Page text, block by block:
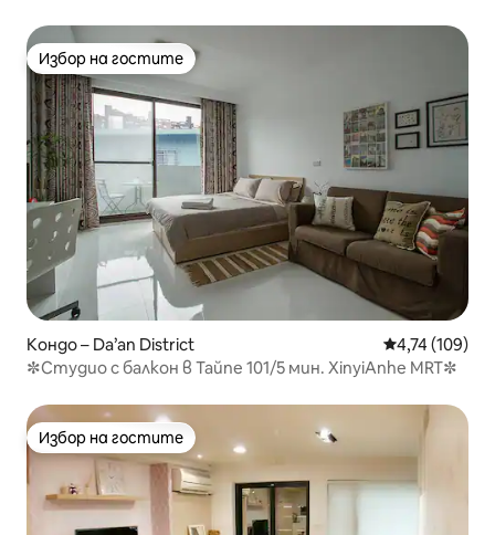
Избор на гостите
Избор на гостите
Кондо – Da’an District Средна
4,74 (109)
✼Студио с балкон в Тайпе 101/5 мин. XinyiAnhe MRT✼
Избор на гостите
Избор на гостите